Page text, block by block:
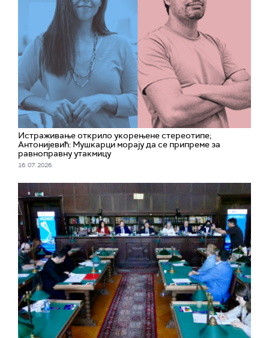
Истраживање открило укорењене стереотипе;
Антонијевић: Мушкарци морају да се припреме за
равноправну утакмицу
16. 07. 2026.